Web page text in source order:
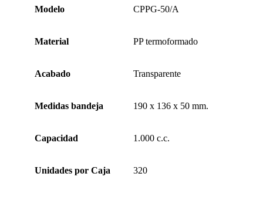
Modelo CPPG-50/A
Material PP termoformado
Acabado Transparente
Medidas bandeja 190 x 136 x 50 mm.
Capacidad 1.000 c.c.
Unidades por Caja 320